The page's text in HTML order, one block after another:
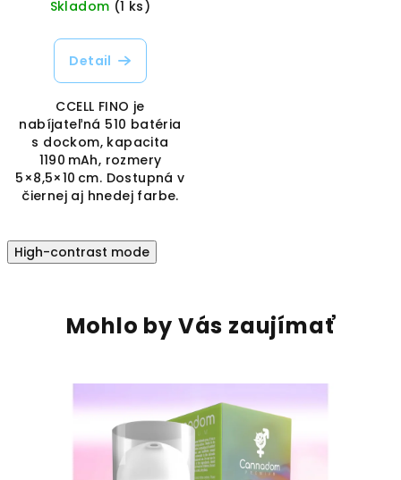
Skladom (1 ks)
Detail
CCELL FINO je
nabíjateľná 510 batéria
s dockom, kapacita
1190 mAh, rozmery
5×8,5×10 cm. Dostupná v
čiernej aj hnedej farbe.
High-contrast mode
Mohlo by Vás zaujímať